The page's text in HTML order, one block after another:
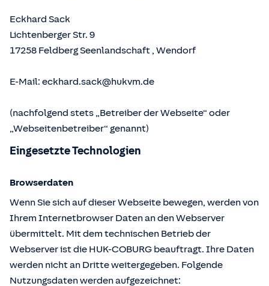
Eckhard Sack
Lichtenberger Str. 9
17258 Feldberg Seenlandschaft , Wendorf
E-Mail: eckhard.sack@hukvm.de
(nachfolgend stets „Betreiber der Webseite“ oder
„Webseitenbetreiber“ genannt)
Eingesetzte Technologien
Browserdaten
Wenn Sie sich auf dieser Webseite bewegen, werden von
Ihrem Internetbrowser Daten an den Webserver
übermittelt. Mit dem technischen Betrieb der
Webserver ist die HUK-COBURG beauftragt. Ihre Daten
werden nicht an Dritte weitergegeben. Folgende
Nutzungsdaten werden aufgezeichnet: